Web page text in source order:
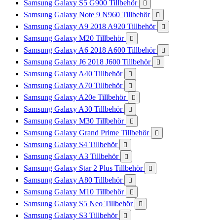
Samsung Galaxy S5 G900 Tillbehör 
Samsung Galaxy Note 9 N960 Tillbehör 
Samsung Galaxy A9 2018 A920 Tillbehör 
Samsung Galaxy M20 Tillbehör 
Samsung Galaxy A6 2018 A600 Tillbehör 
Samsung Galaxy J6 2018 J600 Tillbehör 
Samsung Galaxy A40 Tillbehör 
Samsung Galaxy A70 Tillbehör 
Samsung Galaxy A20e Tillbehör 
Samsung Galaxy A30 Tillbehör 
Samsung Galaxy M30 Tillbehör 
Samsung Galaxy Grand Prime Tillbehör 
Samsung Galaxy S4 Tillbehör 
Samsung Galaxy A3 Tillbehör 
Samsung Galaxy Star 2 Plus Tillbehör 
Samsung Galaxy A80 Tillbehör 
Samsung Galaxy M10 Tillbehör 
Samsung Galaxy S5 Neo Tillbehör 
Samsung Galaxy S3 Tillbehör 